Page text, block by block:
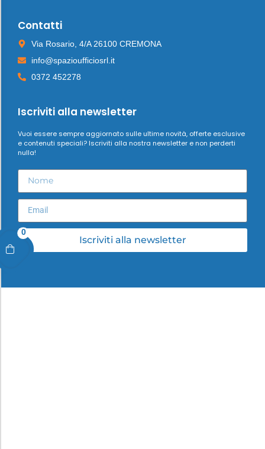
0
Contatti
Via Rosario, 4/A 26100 CREMONA
info@spazioufficiosrl.it
0372 452278
Iscriviti alla newsletter
Vuoi essere sempre aggiornato sulle ultime novità, offerte esclusive
e contenuti speciali? Iscriviti alla nostra newsletter e non perderti
nulla!
Iscriviti alla newsletter